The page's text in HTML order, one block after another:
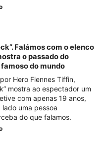
Falámos com o elenco
o passado do
do mundo
Hero Fiennes Tiffin,
mostra ao espectador um
com apenas 19 anos,
uma pessoa
do que falamos.